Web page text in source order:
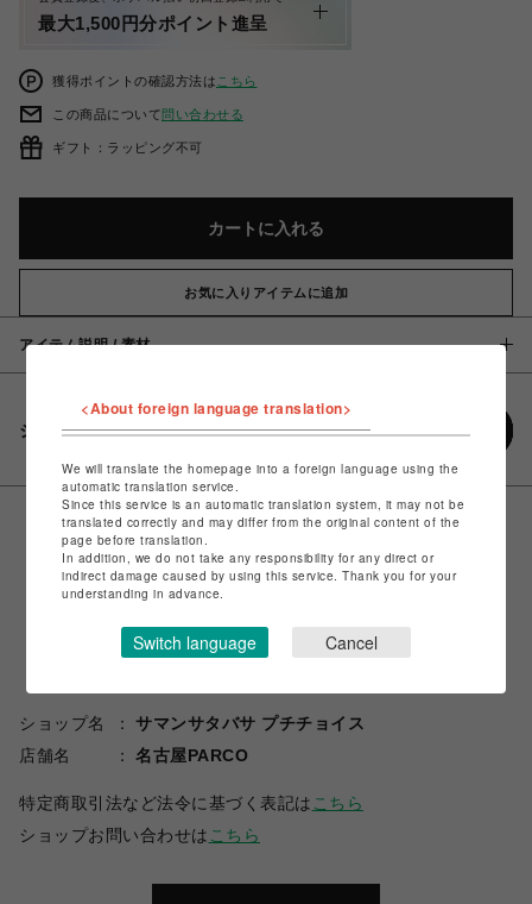
最大1,500円分ポイント進呈
獲得ポイントの確認方法は こちら
この商品について問い合わせる
ギフト：ラッピング不可
カートに入れる
お気に入りアイテムに追加
アイテム説明 / 素材
シェアする
ショップ名
サマンサタバサ プチチョイス
店舗名
名古屋PARCO
特定商取引法など法令に基づく表記は こちら
ショップお問い合わせは こちら
<About foreign language translation>
We will translate the homepage into a foreign language using the
automatic translation service.
Since this service is an automatic translation system, it may not be
translated correctly and may differ from the original content of the
page before translation.
In addition, we do not take any responsibility for any direct or
indirect damage caused by using this service. Thank you for your
understanding in advance.
Switch language Cancel